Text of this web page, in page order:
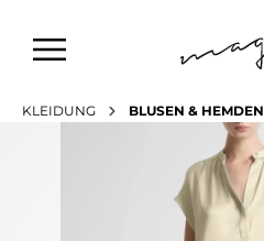
KLEIDUNG BLUSEN & HEMDEN